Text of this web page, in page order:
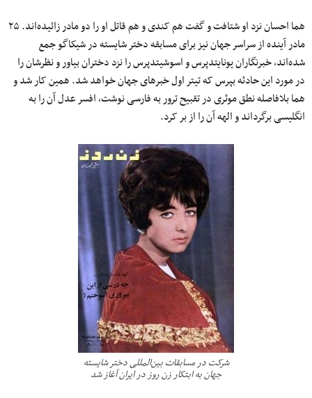
هما احسان نزد او شتافت و گفت هم کندی و هم قاتل او را دو مادر زائیده‌اند. ۲۵
مادر آینده از سراسر جهان نیز برای مسابقه دختر شایسته در شیکاگو جمع
شده‌اند، خبرنگاران یونایتدپرس و اسوشیتدپرس را نزد دختران بیاور و نظرشان را
در مورد این حادثه بپرس که تیتر اول خبرهای جهان خواهد شد. همین کار شد و
هما بلافاصله نطق موثری در تقبیح ترور به فارسی نوشت، افسر عدل آن را به
انگلیسی برگرداند و الهه آن را از بر کرد.
شرکت در مسابقات بین‌المللی دختر شایسته
جهان به ابتکار زن روز در ایران آغاز شد